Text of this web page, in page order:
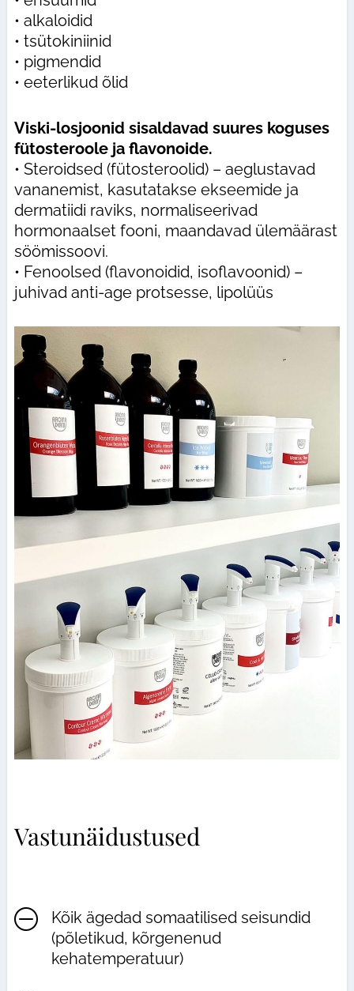
• alkaloidid
• tsütokiniinid
• pigmendid
• eeterlikud õlid
Viski-losjoonid sisaldavad suures koguses
fütosteroole ja flavonoide.
• Steroidsed (fütosteroolid) – aeglustavad
vananemist, kasutatakse ekseemide ja
dermatiidi raviks, normaliseerivad
hormonaalset fooni, maandavad ülemäärast
söömissoovi.
• Fenoolsed (flavonoidid, isoflavoonid) –
juhivad anti-age protsesse, lipolüüs
Vastunäidustused
O
Kõik ägedad somaatilised seisundid
(põletikud, kõrgenenud
kehatemperatuur)